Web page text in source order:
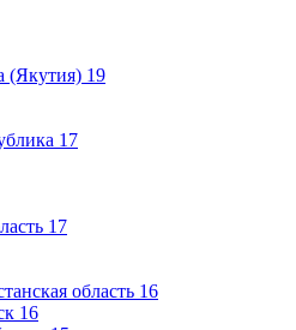
(Якутия) 19
17
17
область 16
16